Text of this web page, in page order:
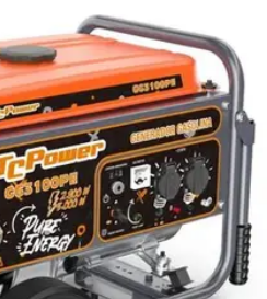
y TutorialesConsejos de
de Compra